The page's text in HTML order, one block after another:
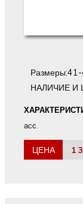
НАЛИЧИЕ И
асс.
ЦЕНА 1